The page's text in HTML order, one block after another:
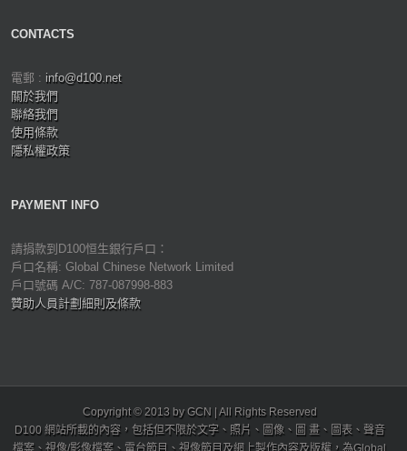
CONTACTS
電郵 : info@d100.net
關於我們
聯絡我們
使用條款
隱私權政策
PAYMENT INFO
請捐款到D100恒生銀行戶口：
戶口名稱: Global Chinese Network Limited
戶口號碼 A/C: 787-087998-883
贊助人員計劃細則及條款
Copyright © 2013 by GCN | All Rights Reserved
D100 網站所載的內容，包括但不限於文字、照片、圖像、圖 畫、圖表、聲音
檔案、視像/影像檔案、電台節目、視像節目及網上製作內容及版權，為Global